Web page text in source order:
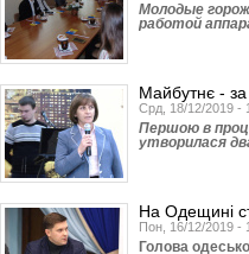
Молодые
работой
Майбутнє -
Срд, 18/12/2019 -
Першою в
утворилася
На Одещині
Пон, 16/12/2019 -
Голова